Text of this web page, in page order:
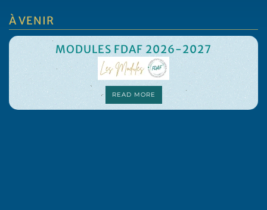
À VENIR
MODULES FDAF 2026-2027
READ MORE